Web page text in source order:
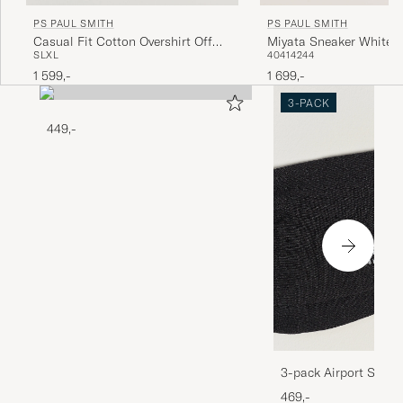
PS PAUL SMITH
Casual Fit Cotton Overshirt Off
White
SLXL
1 599,-
PS PAUL SMITH
Miyata Sneaker White
40414244
1 699,-
449,-
3-PACK
3-pack Airport
Melange
469,-